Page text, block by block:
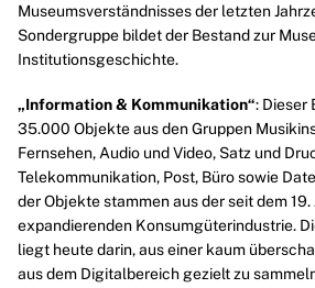
Museumsverständnisses der letzten
Sondergruppe bildet der Bestand zur
Institutionsgeschichte.
„Information & Kommunikation“: Dieser
35.000 Objekte aus den Gruppen
Fernsehen, Audio undVideo, Satz und
Telekommunikation, Post, Büro sowie
der Objekte stammen aus der seit dem
expandierenden Konsumgüterindustrie.
liegt heute darin, aus einer kaum
aus dem Digitalbereich gezielt zu